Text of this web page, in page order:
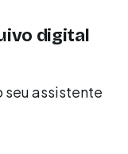
digital
seu assistente